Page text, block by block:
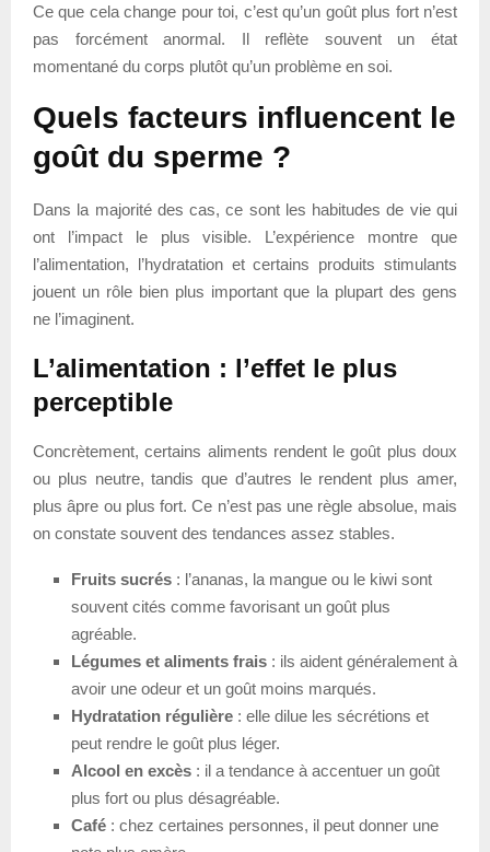
Ce que cela change pour toi, c’est qu’un goût plus fort n’est
pas forcément anormal. Il reflète souvent un état
momentané du corps plutôt qu’un problème en soi.
Quels facteurs influencent le
goût du sperme ?
Dans la majorité des cas, ce sont les habitudes de vie qui
ont l’impact le plus visible. L’expérience montre que
l’alimentation, l’hydratation et certains produits stimulants
jouent un rôle bien plus important que la plupart des gens
ne l’imaginent.
L’alimentation : l’effet le plus
perceptible
Concrètement, certains aliments rendent le goût plus doux
ou plus neutre, tandis que d’autres le rendent plus amer,
plus âpre ou plus fort. Ce n’est pas une règle absolue, mais
on constate souvent des tendances assez stables.
Fruits sucrés : l’ananas, la mangue ou le kiwi sont
souvent cités comme favorisant un goût plus
agréable.
Légumes et aliments frais : ils aident généralement à
avoir une odeur et un goût moins marqués.
Hydratation régulière : elle dilue les sécrétions et
peut rendre le goût plus léger.
Alcool en excès : il a tendance à accentuer un goût
plus fort ou plus désagréable.
Café : chez certaines personnes, il peut donner une